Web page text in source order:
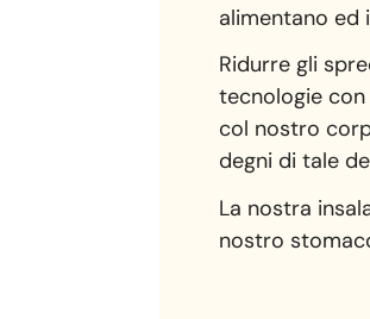
alimentano ed
Ridurre gli
tecnologie
col nostro
degni di tale
La nostra
nostro